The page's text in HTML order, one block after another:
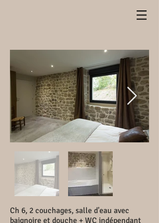
Ch 6, 2 couchages, salle d'eau avec
baignoire et douche + WC indépendant